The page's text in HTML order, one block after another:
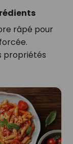
râpé pour
propriétés